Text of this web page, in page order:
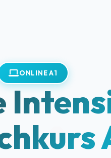
ONLINE A1